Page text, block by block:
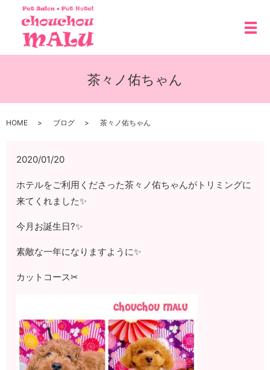
メ
茶々ノ佑ちゃん
HOME ブログ 茶々ノ佑ちゃん
2020/01/20
ホテルをご利用くださった茶々ノ佑ちゃんがトリミングに
来てくれました✨
今月お誕生日?✨
素敵な一年になりますように✨
カットコース✂